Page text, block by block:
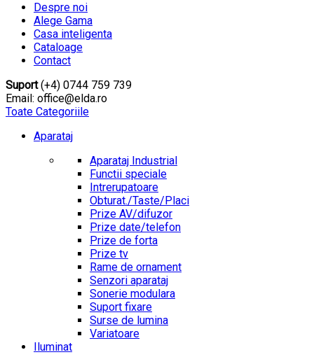
Despre noi
Alege Gama
Casa inteligenta
Cataloage
Contact
Suport(+4) 0744 759 739
Email: office@elda.ro
Toate Categoriile
Aparataj
Aparataj Industrial
Functii speciale
Intrerupatoare
Obturat./Taste/Placi
Prize AV/difuzor
Prize date/telefon
Prize de forta
Prize tv
Rame de ornament
Senzori aparataj
Sonerie modulara
Suport fixare
Surse de lumina
Variatoare
Iluminat